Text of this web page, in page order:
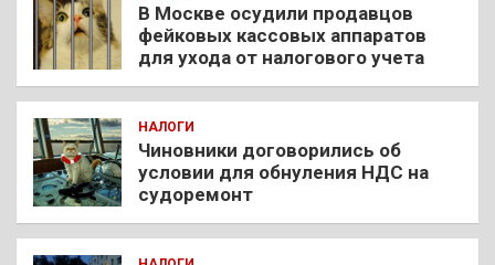
В Москве осудили продавцов
фейковых кассовых аппаратов
для ухода от налогового учета
НАЛОГИ
Чиновники договорились об
условии для обнуления НДС на
судоремонт